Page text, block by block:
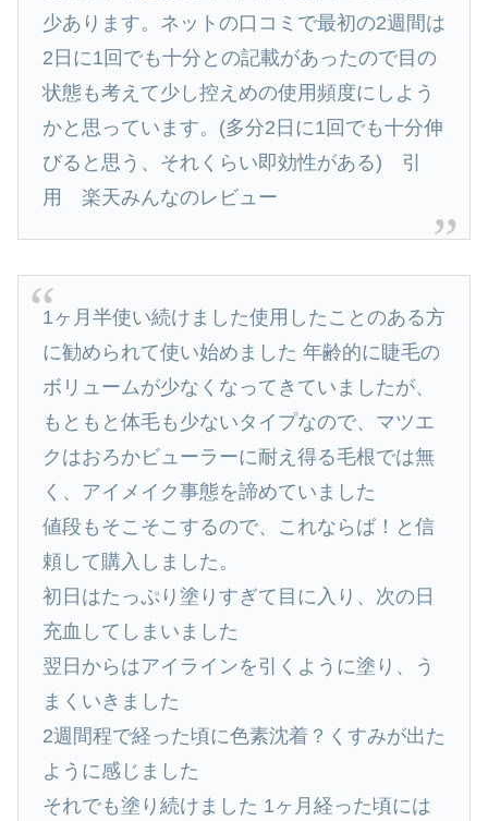
少あります。ネットの口コミで最初の2週間は
2日に1回でも十分との記載があったので目の
状態も考えて少し控えめの使用頻度にしよう
かと思っています。(多分2日に1回でも十分伸
びると思う、それくらい即効性がある) 引
用 楽天みんなのレビュー
1ヶ月半使い続けました使用したことのある方
に勧められて使い始めました 年齢的に睫毛の
ボリュームが少なくなってきていましたが、
もともと体毛も少ないタイプなので、マツエ
クはおろかビューラーに耐え得る毛根では無
く、アイメイク事態を諦めていました
値段もそこそこするので、これならば！と信
頼して購入しました。
初日はたっぷり塗りすぎて目に入り、次の日
充血してしまいました
翌日からはアイラインを引くように塗り、う
まくいきました
2週間程で経った頃に色素沈着？くすみが出た
ように感じました
それでも塗り続けました 1ヶ月経った頃には